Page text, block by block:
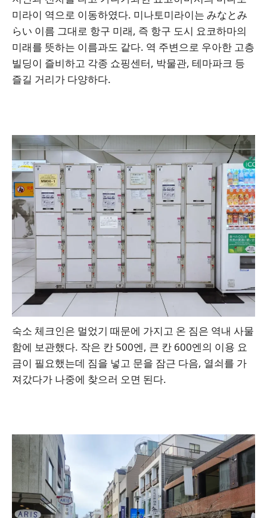
미라이 역으로 이동하였다. 미나토미라이는 みなとみ
らい 이름 그대로 항구 미래, 즉 항구 도시 요코하마의
미래를 뜻하는 이름과도 같다. 역 주변으로 우아한 고층
빌딩이 즐비하고 각종 쇼핑센터, 박물관, 테마파크 등
즐길 거리가 다양하다.
숙소 체크인은 멀었기 때문에 가지고 온 짐은 역내 사물
함에 보관했다. 작은 칸 500엔, 큰 칸 600엔의 이용 요
금이 필요했는데 짐을 넣고 문을 잠근 다음, 열쇠를 가
져갔다가 나중에 찾으러 오면 된다.